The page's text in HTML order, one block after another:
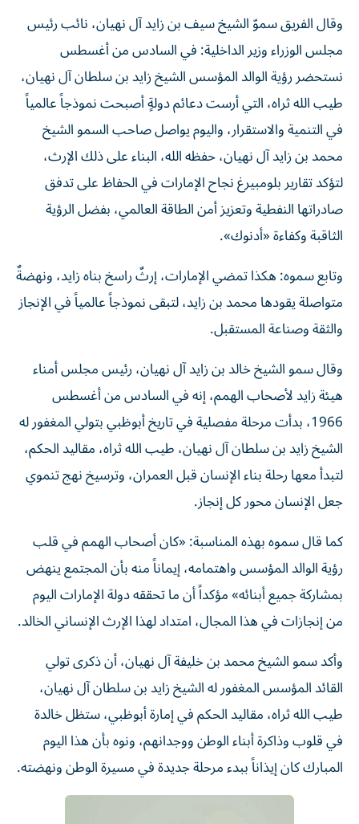
وقال الفريق سموّ الشيخ سيف بن زايد آل نهيان، نائب رئيس
مجلس الوزراء وزير الداخلية: في السادس من أغسطس
نستحضر رؤية الوالد المؤسس الشيخ زايد بن سلطان آل نهيان،
طيب الله ثراه، التي أرست دعائم دولةٍ أصبحت نموذجاً عالمياً
في التنمية والاستقرار، واليوم يواصل صاحب السمو الشيخ
محمد بن زايد آل نهيان، حفظه الله، البناء على ذلك الإرث،
لتؤكد تقارير بلومبيرغ نجاح الإمارات في الحفاظ على تدفق
صادراتها النفطية وتعزيز أمن الطاقة العالمي، بفضل الرؤية
الثاقبة وكفاءة «أدنوك».
وتابع سموه: هكذا تمضي الإمارات، إرثٌ راسخ بناه زايد، ونهضةٌ
متواصلة يقودها محمد بن زايد، لتبقى نموذجاً عالمياً في الإنجاز
والثقة وصناعة المستقبل.
وقال سمو الشيخ خالد بن زايد آل نهيان، رئيس مجلس أمناء
هيئة زايد لأصحاب الهمم، إنه في السادس من أغسطس
1966، بدأت مرحلة مفصلية في تاريخ أبوظبي بتولي المغفور له
الشيخ زايد بن سلطان آل نهيان، طيب الله ثراه، مقاليد الحكم،
لتبدأ معها رحلة بناء الإنسان قبل العمران، وترسيخ نهج تنموي
جعل الإنسان محور كل إنجاز.
كما قال سموه بهذه المناسبة: «كان أصحاب الهمم في قلب
رؤية الوالد المؤسس واهتمامه، إيماناً منه بأن المجتمع ينهض
بمشاركة جميع أبنائه» مؤكداً أن ما تحققه دولة الإمارات اليوم
من إنجازات في هذا المجال، امتداد لهذا الإرث الإنساني الخالد.
وأكد سمو الشيخ محمد بن خليفة آل نهيان، أن ذكرى تولي
القائد المؤسس المغفور له الشيخ زايد بن سلطان آل نهيان،
طيب الله ثراه، مقاليد الحكم في إمارة أبوظبي، ستظل خالدة
في قلوب وذاكرة أبناء الوطن ووجدانهم، ونوه بأن هذا اليوم
المبارك كان إيذاناً ببدء مرحلة جديدة في مسيرة الوطن ونهضته.